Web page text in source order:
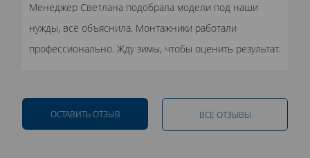
Менеджер Светлана подобрала модели под наши
нужды, всё объяснила. Монтажники работали
профессионально. Жду зимы, чтобы оценить результат.
ОСТАВИТЬ ОТЗЫВ ВСЕ ОТЗЫВЫ